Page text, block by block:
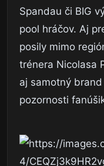
Spandau či BIG
pool hráčov. Aj
posily mimo
trénera Nicolasa
aj samotný
pozornosti